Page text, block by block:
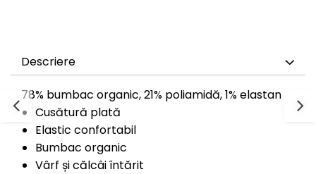
Descriere
78% bumbac organic, 21% poliamidă, 1% elastan
Cusătură plată
Elastic confortabil
Bumbac organic
Vârf și călcâi întărit